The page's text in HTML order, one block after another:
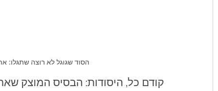
הסוד שגוגל לא רוצה שתגלו:
קודם כל, היסודות: הבסיס המוצק